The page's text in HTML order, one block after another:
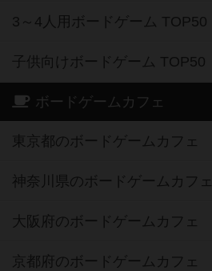
3～4人用ボードゲーム TOP50
子供向けボードゲーム TOP50
ボードゲームカフェ
東京都のボードゲームカフェ
神奈川県のボードゲームカフェ
大阪府のボードゲームカフェ
京都府のボードゲームカフェ